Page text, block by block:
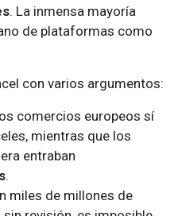
. La inmensa mayoría
de plataformas como
con varios argumentos:
comercios europeos sí
mientras que los
entraban
.
miles de millones de